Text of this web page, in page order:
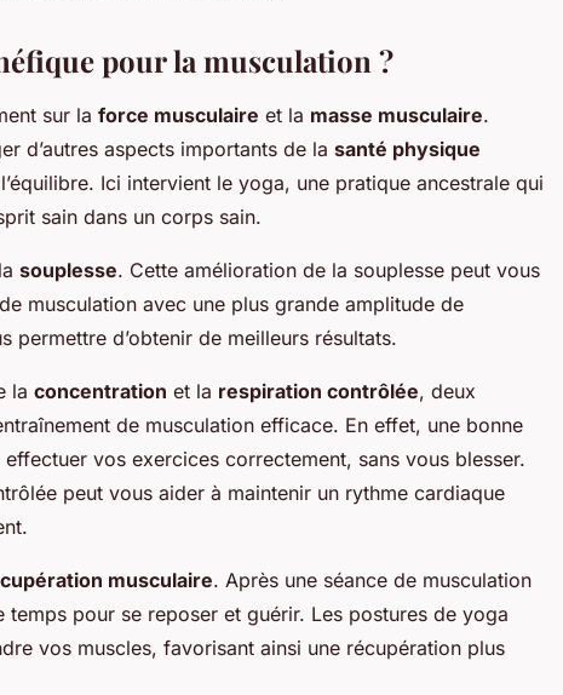
pour la musculation ?
sur la force musculaire et la masse musculaire.
d’autres aspects importants de la santé physique
Ici intervient le yoga, une pratique ancestrale qui
sain dans un corps sain.
souplesse. Cette amélioration de la souplesse peut vous
musculation avec une plus grande amplitude de
permettre d’obtenir de meilleurs résultats.
la concentration et la respiration contrôlée, deux
de musculation efficace. En effet, une bonne
vos exercices correctement, sans vous blesser.
peut vous aider à maintenir un rythme cardiaque
musculaire. Après une séance de musculation
pour se reposer et guérir. Les postures de yoga
vos muscles, favorisant ainsi une récupération plus